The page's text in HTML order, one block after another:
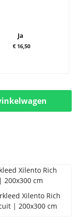
Ja
€ 16,50
Xilento Rich
| 200x300 cm